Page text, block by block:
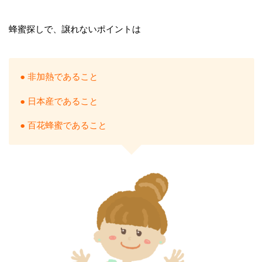
蜂蜜探しで、譲れないポイントは
● 非加熱であること
● 日本産であること
● 百花蜂蜜であること